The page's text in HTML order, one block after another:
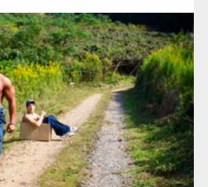
Update:2023.02.11
家のマッチョ その他 ONIKKY(デカいよ)
ョ) 大胸筋 腹筋 捨てマッチョ 唐津 (佐賀)
ード